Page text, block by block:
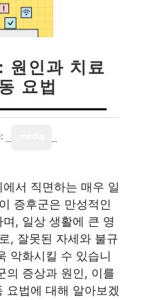
원인과 치료
요법
서 직면하는 매우 일
증후군은 만성적인
, 일상 생활에 큰 영
, 잘못된 자세와 불규
악화시킬 수 있습니
의 증상과 원인, 이를
요법에 대해 알아보겠